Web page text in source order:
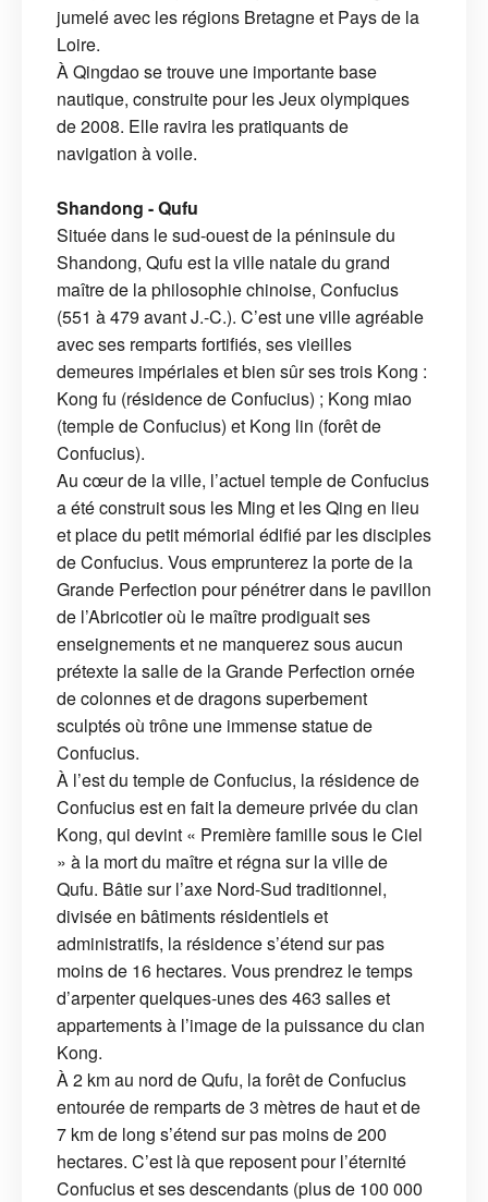
jumelé avec les régions Bretagne et Pays de la
Loire.
À Qingdao se trouve une importante base
nautique, construite pour les Jeux olympiques
de 2008. Elle ravira les pratiquants de
navigation à voile.
Shandong - Qufu
Située dans le sud-ouest de la péninsule du
Shandong, Qufu est la ville natale du grand
maître de la philosophie chinoise, Confucius
(551 à 479 avant J.-C.). C’est une ville agréable
avec ses remparts fortifiés, ses vieilles
demeures impériales et bien sûr ses trois Kong :
Kong fu (résidence de Confucius) ; Kong miao
(temple de Confucius) et Kong lin (forêt de
Confucius).
Au cœur de la ville, l’actuel temple de Confucius
a été construit sous les Ming et les Qing en lieu
et place du petit mémorial édifié par les disciples
de Confucius. Vous emprunterez la porte de la
Grande Perfection pour pénétrer dans le pavillon
de l’Abricotier où le maître prodiguait ses
enseignements et ne manquerez sous aucun
prétexte la salle de la Grande Perfection ornée
de colonnes et de dragons superbement
sculptés où trône une immense statue de
Confucius.
À l’est du temple de Confucius, la résidence de
Confucius est en fait la demeure privée du clan
Kong, qui devint « Première famille sous le Ciel
» à la mort du maître et régna sur la ville de
Qufu. Bâtie sur l’axe Nord-Sud traditionnel,
divisée en bâtiments résidentiels et
administratifs, la résidence s’étend sur pas
moins de 16 hectares. Vous prendrez le temps
d’arpenter quelques-unes des 463 salles et
appartements à l’image de la puissance du clan
Kong.
À 2 km au nord de Qufu, la forêt de Confucius
entourée de remparts de 3 mètres de haut et de
7 km de long s’étend sur pas moins de 200
hectares. C’est là que reposent pour l’éternité
Confucius et ses descendants (plus de 100 000